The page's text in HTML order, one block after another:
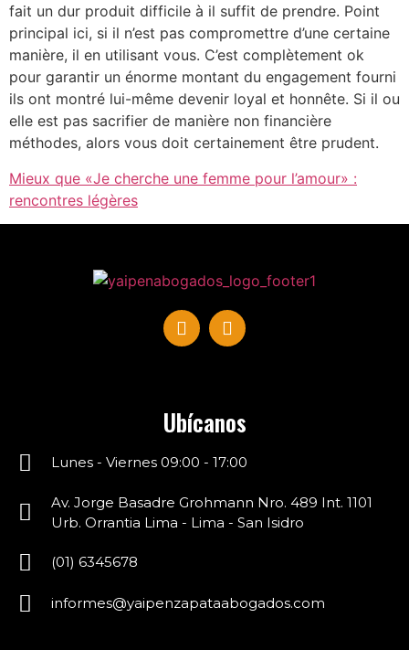
fait un dur produit difficile à il suffit de prendre. Point
principal ici, si il n’est pas compromettre d’une certaine
manière, il en utilisant vous. C’est complètement ok
pour garantir un énorme montant du engagement fourni
ils ont montré lui-même devenir loyal et honnête. Si il ou
elle est pas sacrifier de manière non financière
méthodes, alors vous doit certainement être prudent.
Mieux que «Je cherche une femme pour l’amour» :
rencontres légères
Ubícanos
Lunes - Viernes 09:00 - 17:00
Av. Jorge Basadre Grohmann Nro. 489 Int. 1101
Urb. Orrantia Lima - Lima - San Isidro
(01) 6345678
informes@yaipenzapataabogados.com